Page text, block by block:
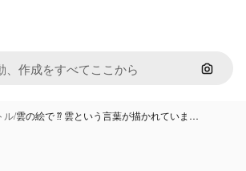
画像で
ル/雲の絵で ⁇ 雲という言葉が描かれていま…